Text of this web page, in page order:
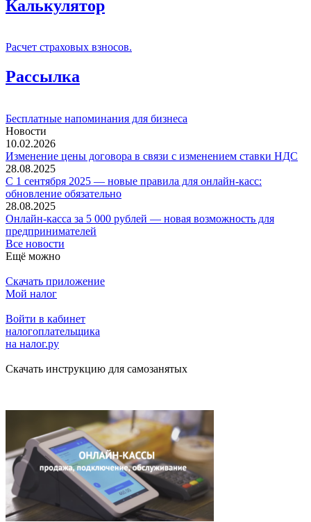
Калькулятор
Расчет страховых взносов.
Рассылка
Бесплатные напоминания для бизнеса
Новости
10.02.2026
Изменение цены договора в связи с изменением ставки НДС
28.08.2025
С 1 сентября 2025 — новые правила для онлайн-касс:
обновление обязательно
28.08.2025
Онлайн-касса за 5 000 рублей — новая возможность для
предпринимателей
Все новости
Ещё можно
Скачать приложение
Мой налог
Войти в кабинет
налогоплательщика
на налог.ру
Скачать инструкцию для самозанятых